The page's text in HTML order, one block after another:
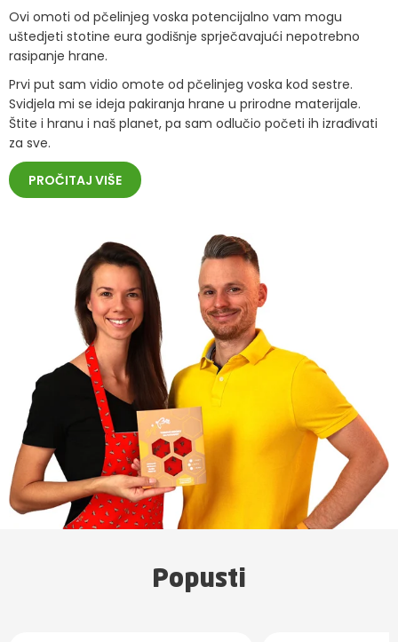
Ovi omoti od pčelinjeg voska potencijalno vam mogu
uštedjeti stotine eura godišnje sprječavajući nepotrebno
rasipanje hrane.
Prvi put sam vidio omote od pčelinjeg voska kod sestre.
Svidjela mi se ideja pakiranja hrane u prirodne materijale.
Štite i hranu i naš planet, pa sam odlučio početi ih izrađivati
za sve.
PROČITAJ VIŠE
Popusti